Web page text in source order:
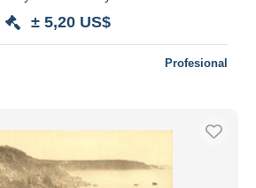
± 5,20 US$
Profesional